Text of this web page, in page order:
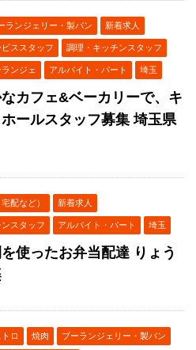
ランジェリー・製パン 新着求人
ススタッフ 調理・キッチンスタッフ
ンジェ アルバイト・パート 埼玉
カフェ&ベーカリーで、キ
ールスタッフ募集 埼玉県
配など） 新着求人
スタッフ アルバイト・パート 埼玉
使ったお弁当配達 りょう
ロ 焼肉 ブーランジェリー・製パン